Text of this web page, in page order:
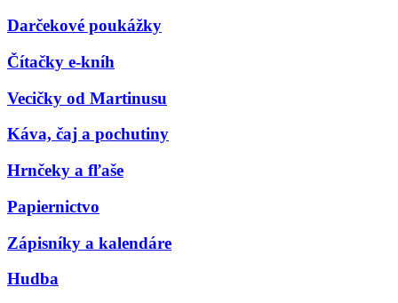
Darčekové poukážky
Čítačky e-kníh
Vecičky od Martinusu
Káva, čaj a pochutiny
Hrnčeky a fľaše
Papiernictvo
Zápisníky a kalendáre
Hudba